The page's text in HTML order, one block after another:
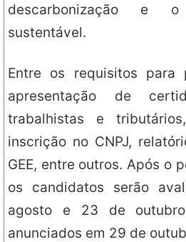
descarbonização e o
sustentável.
Entre os requisitos para
apresentação de
trabalhistas e
inscrição no CNPJ,
GEE, entre outros. Após o
os candidatos serão
agosto e 23 de
anunciados em 29 de